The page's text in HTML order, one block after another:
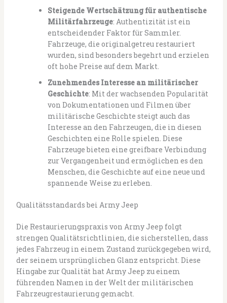
Steigende Wertschätzung für authentische
Militärfahrzeuge: Authentizität ist ein
entscheidender Faktor für Sammler.
Fahrzeuge, die originalgetreu restauriert
wurden, sind besonders begehrt und erzielen
oft hohe Preise auf dem Markt.
Zunehmendes Interesse an militärischer
Geschichte: Mit der wachsenden Popularität
von Dokumentationen und Filmen über
militärische Geschichte steigt auch das
Interesse an den Fahrzeugen, die in diesen
Geschichten eine Rolle spielen. Diese
Fahrzeuge bieten eine greifbare Verbindung
zur Vergangenheit und ermöglichen es den
Menschen, die Geschichte auf eine neue und
spannende Weise zu erleben.
Qualitätsstandards bei Army Jeep
Die Restaurierungspraxis von Army Jeep folgt
strengen Qualitätsrichtlinien, die sicherstellen, dass
jedes Fahrzeug in einem Zustand zurückgegeben wird,
der seinem ursprünglichen Glanz entspricht. Diese
Hingabe zur Qualität hat Army Jeep zu einem
führenden Namen in der Welt der militärischen
Fahrzeugrestaurierung gemacht.